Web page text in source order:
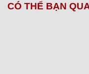
CÓ THỂ BẠN